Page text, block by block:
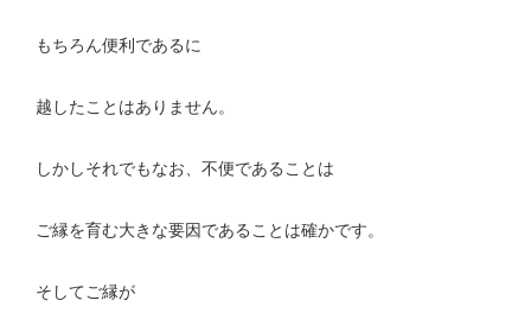
もちろん便利であるに
越したことはありません。
しかしそれでもなお、不便であることは
ご縁を育む大きな要因であることは確かです。
そしてご縁が